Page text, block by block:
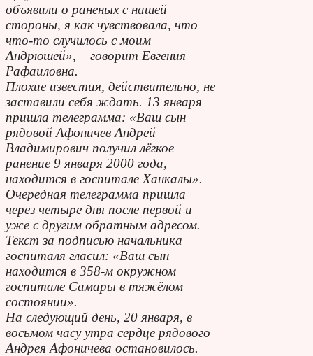
объявили о раненых с нашей
стороны, я как чувствовала, что
что-то случилось с моим
Андрюшей», – говорит Евгения
Рафаиловна.
Плохие известия, действительно, не
заставили себя ждать. 13 января
пришла телеграмма: «Ваш сын
рядовой Афоничев Андрей
Владимирович получил лёгкое
ранение 9 января 2000 года,
находится в госпитале Ханкалы».
Очередная телеграмма пришла
через четыре дня после первой и
уже с другим обратным адресом.
Текст за подписью начальника
госпиталя гласил: «Ваш сын
находится в 358-м окружном
госпитале Самары в тяжёлом
состоянии».
На следующий день, 20 января, в
восьмом часу утра сердце рядового
Андрея Афоничева остановилось.